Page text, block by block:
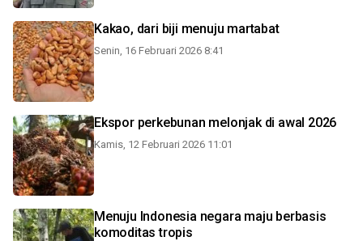
Kakao, dari biji menuju martabat
Senin, 16 Februari 2026 8:41
Ekspor perkebunan melonjak di awal 2026
Kamis, 12 Februari 2026 11:01
Menuju Indonesia negara maju berbasis
komoditas tropis